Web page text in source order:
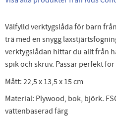
Välfylld verktygslåda för barn
trä med en snygg
verktygslådan hittar du allt från
spik och skruv. Passar perfekt
Mått: 22,5 x 13,5 x 15 cm
Material: Plywood, bok, björk.
vattenbaserad färg